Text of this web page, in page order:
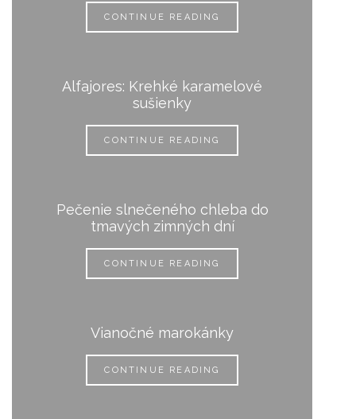
CONTINUE READING
Alfajores: Krehké karamelové
sušienky
CONTINUE READING
Pečenie slnečeného chleba do
tmavých zimných dní
CONTINUE READING
Vianočné marokánky
CONTINUE READING